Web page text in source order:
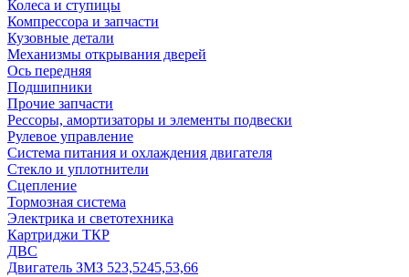
Колеса и ступицы
Компрессора и запчасти
Кузовные детали
Механизмы открывания дверей
Ось передняя
Подшипники
Прочие запчасти
Рессоры, амортизаторы и элементы подвески
Рулевое управление
Система питания и охлаждения двигателя
Стекло и уплотнители
Сцепление
Тормозная система
Электрика и светотехника
Картриджи ТКР
ДВС
Двигатель ЗМЗ 523,5245,53,66